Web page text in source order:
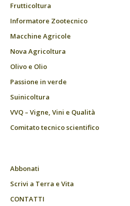
Frutticoltura
Informatore Zootecnico
Macchine Agricole
Nova Agricoltura
Olivo e Olio
Passione in verde
Suinicoltura
VVQ – Vigne, Vini e Qualità
Comitato tecnico scientifico
Abbonati
Scrivi a Terra e Vita
CONTATTI